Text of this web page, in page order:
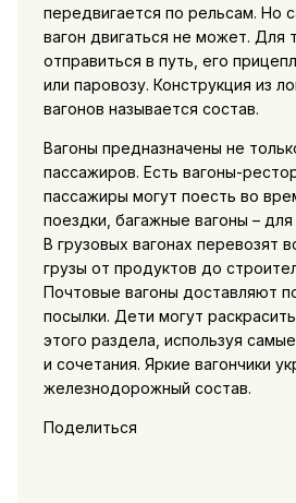
передвигается по рельсам. Но
вагон двигаться не может. Для
отправиться в путь, его
или паровозу. Конструкция из
вагонов называется состав.
Вагоны предназначены не
пассажиров. Есть вагоны-
пассажиры могут поесть во
поездки, багажные вагоны –
В грузовых вагонах перевозят
грузы от продуктов до
Почтовые вагоны доставляют
посылки. Дети могут
этого раздела, используя
и сочетания. Яркие вагончики
железнодорожный состав.
Поделиться